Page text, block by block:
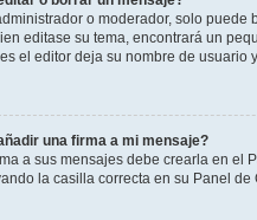
o moderador, solo
editase su tema, encontrará un
el editor deja su nombre de
una firma a mi mensaje?
a sus mensajes debe crearla en el
la casilla correcta en su Panel